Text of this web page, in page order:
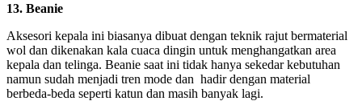
13. Beanie
Aksesori kepala ini biasanya dibuat dengan teknik rajut bermaterial
wol dan dikenakan kala cuaca dingin untuk menghangatkan area
kepala dan telinga. Beanie saat ini tidak hanya sekedar kebutuhan
namun sudah menjadi tren mode dan hadir dengan material
berbeda-beda seperti katun dan masih banyak lagi.